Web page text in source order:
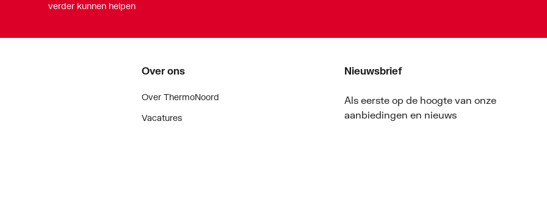
verder kunnen helpen
Over ons
Over ThermoNoord
Vacatures
Nieuwsbrief
Als eerste op de hoogte van onze
aanbiedingen en nieuws